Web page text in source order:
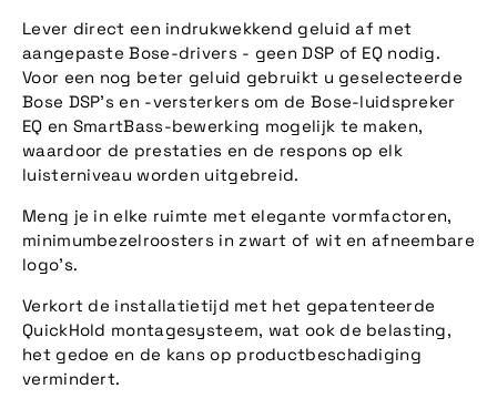
Lever direct een indrukwekkend geluid af met
aangepaste Bose-drivers - geen DSP of EQ nodig.
Voor een nog beter geluid gebruikt u geselecteerde
Bose DSP's en -versterkers om de Bose-luidspreker
EQ en SmartBass-bewerking mogelijk te maken,
waardoor de prestaties en de respons op elk
luisterniveau worden uitgebreid.
Meng je in elke ruimte met elegante vormfactoren,
minimumbezelroosters in zwart of wit en afneembare
logo's.
Verkort de installatietijd met het gepatenteerde
QuickHold montagesysteem, wat ook de belasting,
het gedoe en de kans op productbeschadiging
vermindert.